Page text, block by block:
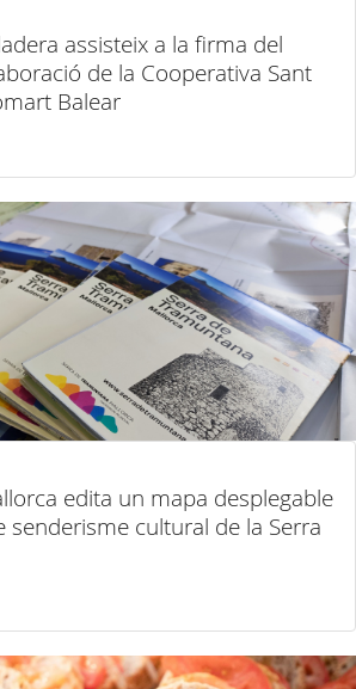
assisteix a la firma del
de la Cooperativa Sant
Balear
edita un mapa desplegable
senderisme cultural de la Serra